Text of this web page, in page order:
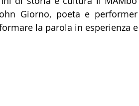
Giorno, poeta e
la parola in esperienza e